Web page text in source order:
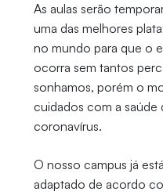
As aulas serão
uma das melhores
no mundo para que o
ocorra sem tantos
sonhamos, porém o
cuidados com a
coronavírus.
O nosso campus já
adaptado de acordo